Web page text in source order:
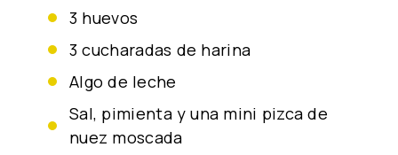
3 huevos
3 cucharadas de harina
algo de leche
sal, pimienta y una mini pizca de
nuez moscada